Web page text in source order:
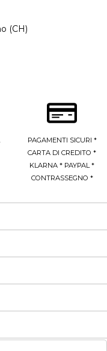
(CH)
PAGAMENTI SICURI *
CARTA DI CREDITO *
KLARNA * PAYPAL *
CONTRASSEGNO *